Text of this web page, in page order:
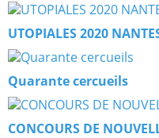
UTOPIALES 2020
Quarante cercueils
CONCOURS DE